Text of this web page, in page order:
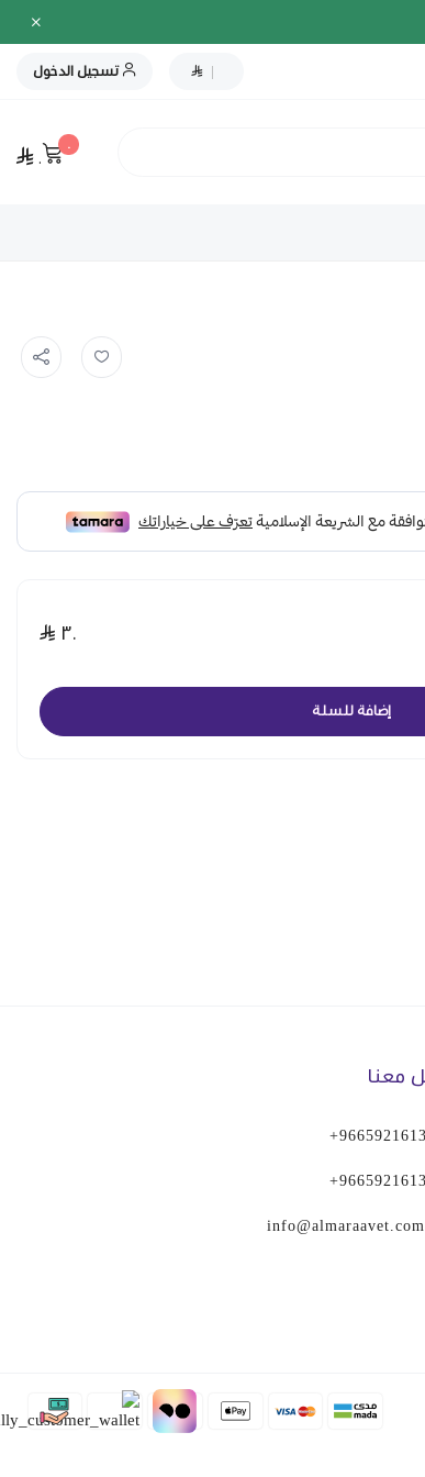
| تسجيل الدخول
٠
٠
٣٠
إضافة للسلة
معنا